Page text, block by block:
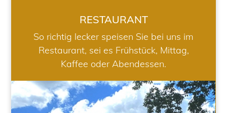
RESTAURANT
So richtig lecker speisen Sie bei uns im
Restaurant, sei es Frühstück, Mittag,
Kaffee oder Abendessen.